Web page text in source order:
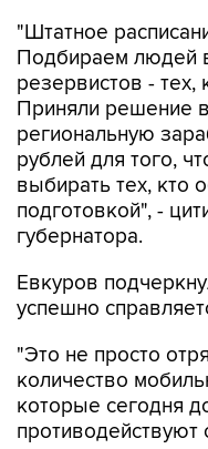
"Штатное
Подбираем людей
резервистов - тех,
Приняли решение
региональную
рублей для того,
выбирать тех, кто
подготовкой", -
губернатора.
Евкуров
успешно
"Это не просто
количество
которые сегодня